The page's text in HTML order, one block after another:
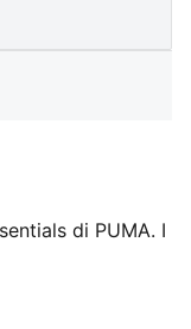
di PUMA. I
tocco moderno,
comodo e alla